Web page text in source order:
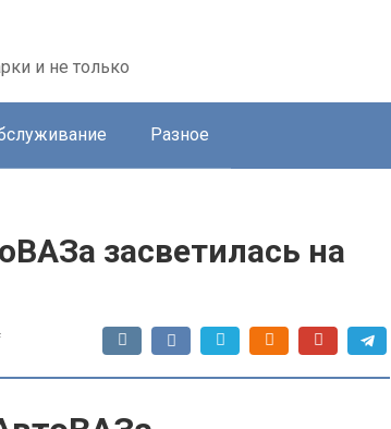
и не только
Разное
засветилась на